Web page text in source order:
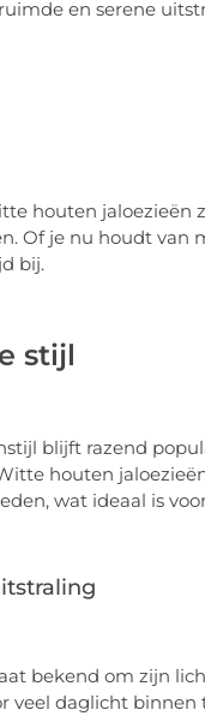
en serene
houten jaloezieën
Of je nu houdt van
bij.
stijl
blijft razend
houten
wat ideaal is
bekend om zijn
veel daglicht